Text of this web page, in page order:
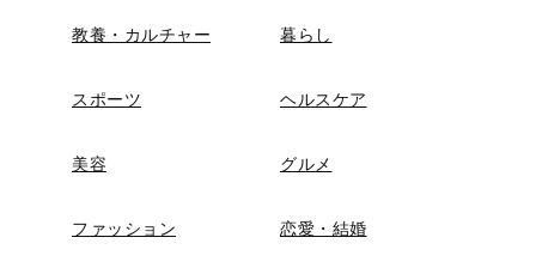
教養・カルチャー 暮らし
スポーツ ヘルスケア
美容 グルメ
ファッション 恋愛・結婚